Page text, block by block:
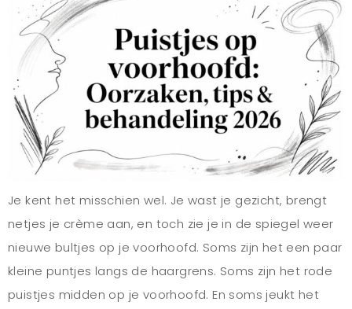
Je kent het misschien wel. Je wast je gezicht, brengt
netjes je crème aan, en toch zie je in de spiegel weer
nieuwe bultjes op je voorhoofd. Soms zijn het een paar
kleine puntjes langs de haargrens. Soms zijn het rode
puistjes midden op je voorhoofd. En soms jeukt het